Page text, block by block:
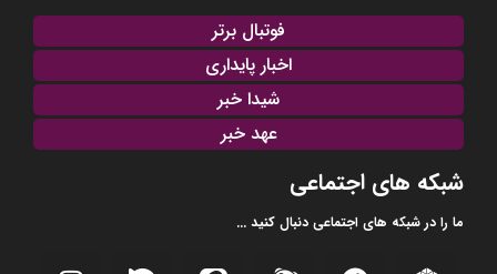
فوتبال برتر
اخبار پایداری
شیدا خبر
عهد خبر
شبکه های اجتماعی
ما را در شبکه های اجتماعی دنبال کنید ...